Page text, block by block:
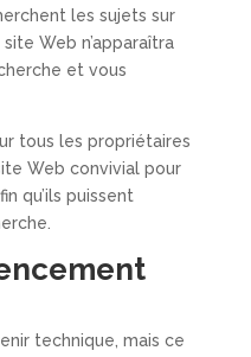
les sujets sur
Web n’apparaîtra
et vous
tous les propriétaires
Web convivial pour
qu’ils puissent
technique, mais ce